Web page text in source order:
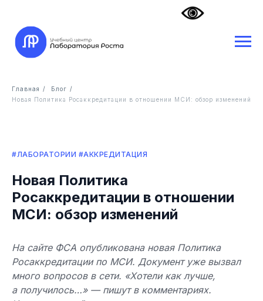
Главная / Блог /
Новая Политика Росаккредитации в отношении МСИ: обзор изменений
#ЛАБОРАТОРИИ #АККРЕДИТАЦИЯ
Новая Политика
Росаккредитации в отношении
МСИ: обзор изменений
На сайте ФСА опубликована новая Политика
Росаккредитации по МСИ. Документ уже вызвал
много вопросов в сети. «Хотели как лучше,
а получилось…» — пишут в комментариях.